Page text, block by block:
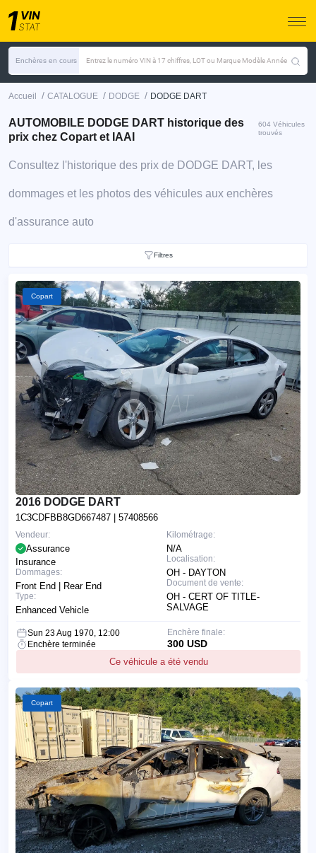
Enchères en cours Entrez le numéro VIN à 17 chiffres, LOT ou Marque Modèle Année
Accueil / CATALOGUE / DODGE / DODGE DART
AUTOMOBILE DODGE DART historique des
prix chez Copart et IAAI
604 Véhicules
trouvés
Consultez l'historique des prix de DODGE DART, les
dommages et les photos des véhicules aux enchères
d'assurance auto
Filtres
Copart
2016 DODGE DART
1C3CDFBB8GD667487 | 57408566
Kilométrage:
N/A
Localisation:
OH - DAYTON
Document de vente:
OH - CERT OF TITLE-
SALVAGE
Vendeur:
Assurance
Insurance
Dommages:
Front End | Rear End
Type:
Enhanced Vehicle
Sun 23 Aug 1970, 12:00
Enchère terminée
Ce véhicule a été vendu
Enchère finale:
300 USD
Copart